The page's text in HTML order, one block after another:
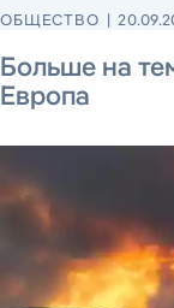
ОБЩЕСТВО
Больше на
Европа